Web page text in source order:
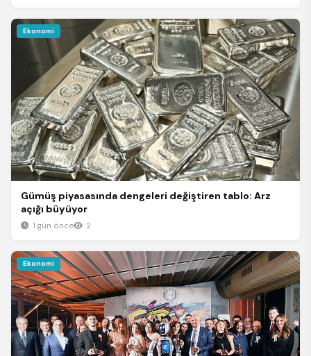
Ekonomi
Gümüş piyasasında dengeleri değiştiren tablo: Arz
açığı büyüyor
1 gün önce 2
Ekonomi